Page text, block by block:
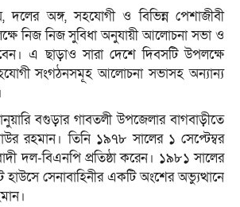
দলের অঙ্গ, সহযোগী ও বিভিন্ন পেশাজীবী
নিজ নিজ সুবিধা অনুযায়ী আলোচনা সভা ও
এ ছাড়াও সারা দেশে দিবসটি উপলক্ষে
সংগঠনসমূহ আলোচনা সভাসহ অন্যান্য
বগুড়ার গাবতলী উপজেলার বাগবাড়ীতে
রহমান। তিনি ১৯৭৮ সালের ১ সেপ্টেম্বর
দল-বিএনপি প্রতিষ্ঠা করেন। ১৯৮১ সালের
হাউসে সেনাবাহিনীর একটি অংশের অভ্যুত্থানে